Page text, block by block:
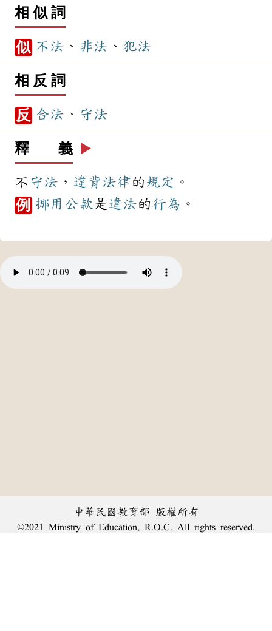
相 似 詞
似 不法 、 非法 、 犯法
相 反 詞
反 合法 、 守法
釋 義 ▶️
不 守法 ， 違背 法律的 規定 。
例 挪用 公款 是 違法的行為 。
中華民國教育部 版權所有
©2021 Ministry of Education, R.O.C. All rights reserved.